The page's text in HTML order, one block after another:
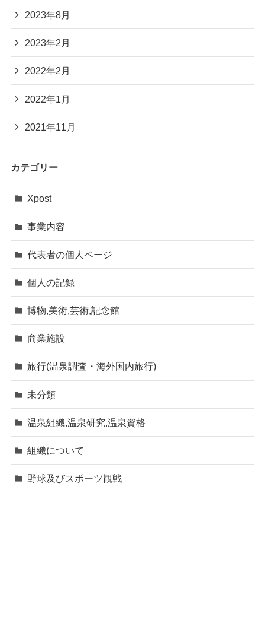
2023年8月
2023年2月
2022年2月
2022年1月
2021年11月
カテゴリー
Xpost
事業内容
代表者の個人ページ
個人の記録
博物,美術,芸術,記念館
商業施設
旅行(温泉調査・海外国内旅行)
未分類
温泉組織,温泉研究,温泉資格
組織について
野球及びスポーツ観戦